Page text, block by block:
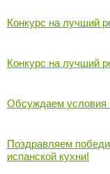
Конкурс на лучший
Конкурс на лучший
Обсуждаем условия
Поздравляем
испанской кухни!